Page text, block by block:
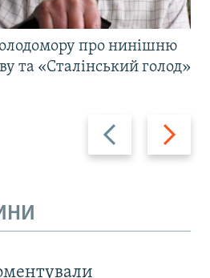
Назад Вперед
про нинішню
та «Сталінський голод»